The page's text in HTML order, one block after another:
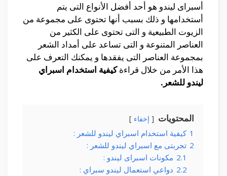
أسبراى ليندو هو أحد أفضل الأنواع التى يتم
أستخدامها و ذلك بسبب أنها تحتوى على مجموعة من
الزيوت الطبيعية و التى تحتوى على الكثير من
العناصر المتنوعة و التى تساعد على أمداد الشعر
بمجموعة العناصر التى يفقدها و يمكنك التعرف على
هذا الأمر من خلال قراءةكيفية استخدام اسبراي
ليندو للشعر.
المحتويات إخفاء
1 كيفية استخدام اسبراي ليندو للشعر :
2 تجربتى مع اسبراي ليندو للشعر :
2.1 مكونات اسبراى ليندو :
2.2 دواعي استعمال ليندو سبراي :